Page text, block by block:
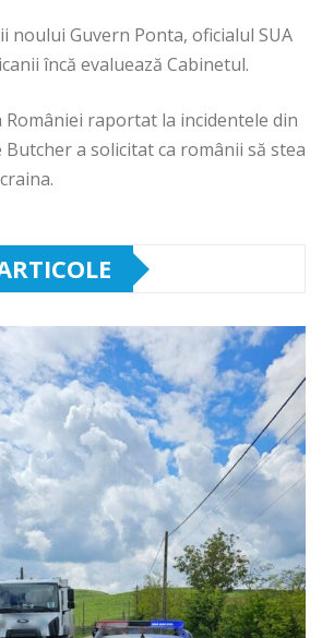
noului Guvern Ponta, oficialul SUA
încă evaluează Cabinetul.
raportat la incidentele din
a solicitat ca românii să stea